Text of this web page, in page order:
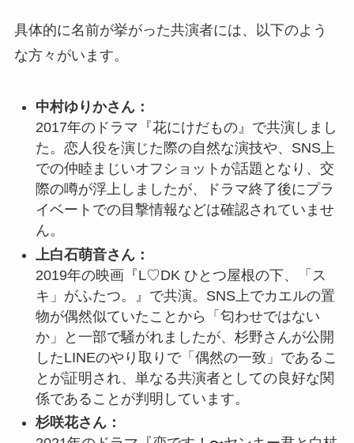
具体的に名前が挙がった共演者には、以下のよう
な方々がいます。
中村ゆりかさん：
2017年のドラマ『花にけだもの』で共演しまし
た。恋人役を演じた際の自然な演技や、SNS上
での仲睦まじいオフショットが話題となり、交
際の噂が浮上しましたが、ドラマ終了後にプラ
イベートでの目撃情報などは確認されていませ
ん。
上白石萌音さん：
2019年の映画『L♡DK ひとつ屋根の下、「ス
キ」がふたつ。』で共演。SNS上でカエルの置
物が偶然似ていたことから「匂わせではない
か」と一部で騒がれましたが、杉野さんが公開
したLINEのやり取りで「偶然の一致」であるこ
とが証明され、単なる共演者としての良好な関
係であることが判明しています。
杉咲花さん：